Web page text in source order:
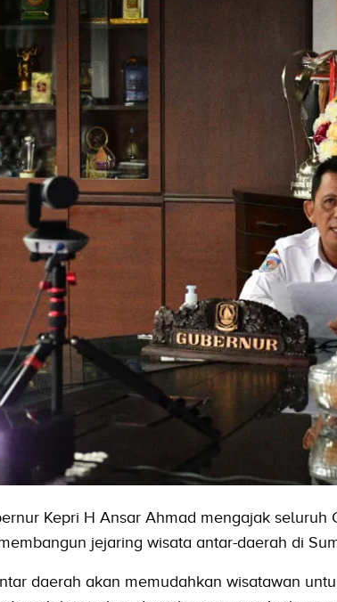
Kepri H Ansar Ahmad mengajak seluruh
jejaring wisata antar-daerah di
daerah akan memudahkan wisatawan